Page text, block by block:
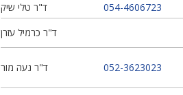
ד"ר טלי שיק
054-4606723
ד"ר כרמיל עזרן
ד"ר נעה מור 052-3623023